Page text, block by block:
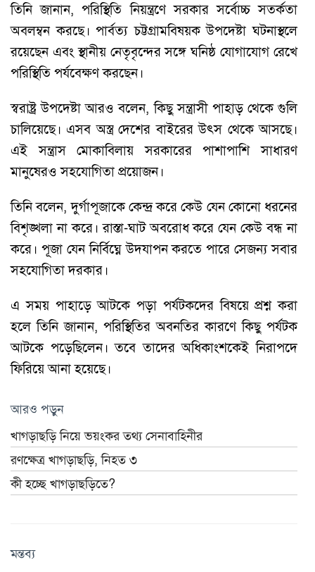
তিনি জানান, পরিস্থিতি নিয়ন্ত্রণে সরকার সর্বোচ্চ সতর্কতা
অবলম্বন করছে। পার্বত্য চট্টগ্রামবিষয়ক উপদেষ্টা ঘটনাস্থলে
রয়েছেন এবং স্থানীয় নেতৃবৃন্দের সঙ্গে ঘনিষ্ঠ যোগাযোগ রেখে
পরিস্থিতি পর্যবেক্ষণ করছেন।
স্বরাষ্ট্র উপদেষ্টা আরও বলেন, কিছু সন্ত্রাসী পাহাড় থেকে গুলি
চালিয়েছে। এসব অস্ত্র দেশের বাইরের উৎস থেকে আসছে।
এই সন্ত্রাস মোকাবিলায় সরকারের পাশাপাশি সাধারণ
মানুষেরও সহযোগিতা প্রয়োজন।
তিনি বলেন, দুর্গাপূজাকে কেন্দ্র করে কেউ যেন কোনো ধরনের
বিশৃঙ্খলা না করে। রাস্তা-ঘাট অবরোধ করে যেন কেউ বন্ধ না
করে। পূজা যেন নির্বিঘ্নে উদযাপন করতে পারে সেজন্য সবার
সহযোগিতা দরকার।
এ সময় পাহাড়ে আটকে পড়া পর্যটকদের বিষয়ে প্রশ্ন করা
হলে তিনি জানান, পরিস্থিতির অবনতির কারণে কিছু পর্যটক
আটকে পড়েছিলেন। তবে তাদের অধিকাংশকেই নিরাপদে
ফিরিয়ে আনা হয়েছে।
আরও পড়ুন
খাগড়াছড়ি নিয়ে ভয়ংকর তথ্য সেনাবাহিনীর
রণক্ষেত্র খাগড়াছড়ি, নিহত ৩
কী হচ্ছে খাগড়াছড়িতে?
মন্তব্য